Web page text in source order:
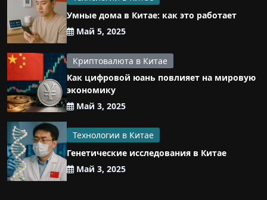
Умные дома в Китае: как это работает
Май 5, 2025
Криптовалюта в Китае
Как цифровой юань повлияет на мировую
экономику
Май 3, 2025
Технологии в Китае
Генетические исследования в Китае
Май 3, 2025